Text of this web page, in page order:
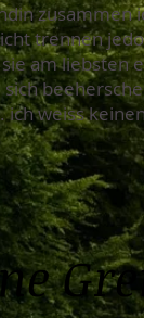
zusammen
trennen
am
weiss